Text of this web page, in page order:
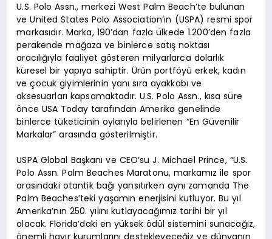
U.S. Polo Assn., merkezi West Palm Beach’te bulunan
ve United States Polo Association’ın (USPA) resmi spor
markasıdır. Marka, 190’dan fazla ülkede 1.200’den fazla
perakende mağaza ve binlerce satış noktası
aracılığıyla faaliyet gösteren milyarlarca dolarlık
küresel bir yapıya sahiptir. Ürün portföyü erkek, kadın
ve çocuk giyimlerinin yanı sıra ayakkabı ve
aksesuarları kapsamaktadır. U.S. Polo Assn., kısa süre
önce USA Today tarafından Amerika genelinde
binlerce tüketicinin oylarıyla belirlenen “En Güvenilir
Markalar” arasında gösterilmiştir.
USPA Global Başkanı ve CEO’su J. Michael Prince, “U.S.
Polo Assn. Palm Beaches Maratonu, markamız ile spor
arasındaki otantik bağı yansıtırken aynı zamanda The
Palm Beaches’teki yaşamın enerjisini kutluyor. Bu yıl
Amerika’nın 250. yılını kutlayacağımız tarihi bir yıl
olacak. Florida’daki en yüksek ödül sistemini sunacağız,